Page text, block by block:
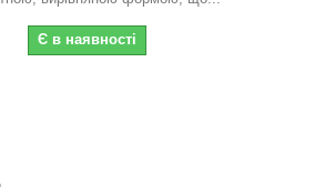
Є в наявності